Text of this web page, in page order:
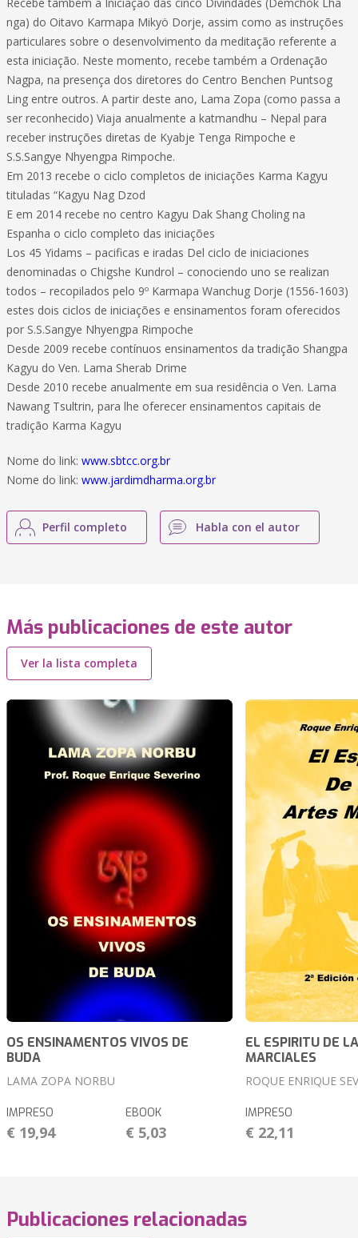
nga) do Oitavo Karmapa Mikyö Dorje, assim como as instruções
particulares sobre o desenvolvimento da meditação referente a
esta iniciação. Neste momento, recebe também a Ordenação
Nagpa, na presença dos diretores do Centro Benchen Puntsog
Ling entre outros. A partir deste ano, Lama Zopa (como passa a
ser reconhecido) Viaja anualmente a katmandhu – Nepal para
receber instruções diretas de Kyabje Tenga Rimpoche e
S.S.Sangye Nhyengpa Rimpoche.
Em 2013 recebe o ciclo completos de iniciações Karma Kagyu
tituladas “Kagyu Nag Dzod
E em 2014 recebe no centro Kagyu Dak Shang Choling na
Espanha o ciclo completo das iniciações
Los 45 Yidams – pacificas e iradas Del ciclo de iniciaciones
denominadas o Chigshe Kundrol – conociendo uno se realizan
todos – recopilados pelo 9º Karmapa Wanchug Dorje (1556-1603)
estes dois ciclos de iniciações e ensinamentos foram oferecidos
por S.S.Sangye Nhyengpa Rimpoche
Desde 2009 recebe contínuos ensinamentos da tradição Shangpa
Kagyu do Ven. Lama Sherab Drime
Desde 2010 recebe anualmente em sua residência o Ven. Lama
Nawang Tsultrin, para lhe oferecer ensinamentos capitais de
tradição Karma Kagyu
Nome do link: www.sbtcc.org.br
Nome do link: www.jardimdharma.org.br
Perfil completo Habla con el autor
Más publicaciones de este autor
Ver la lista completa
OS ENSINAMENTOS VIVOS DE
BUDA
LAMA ZOPA NORBU
IMPRESO
€ 19,94
EBOOK
€ 5,03
EL ESPIRITU DE
MARCIALES
ROQUE ENRIQUE
IMPRESO
€ 22,11
Publicaciones relacionadas